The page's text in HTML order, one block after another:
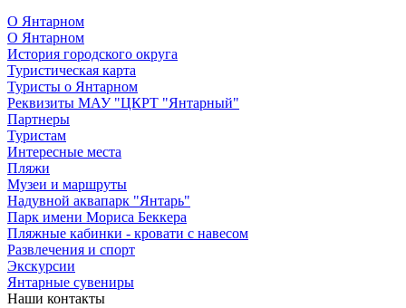
О Янтарном
О Янтарном
История городского округа
Туристическая карта
Туристы о Янтарном
Реквизиты МАУ "ЦКРТ "Янтарный"
Партнеры
Туристам
Интересные места
Пляжи
Музеи и маршруты
Надувной аквапарк "Янтарь"
Парк имени Мориса Беккера
Пляжные кабинки - кровати с навесом
Развлечения и спорт
Экскурсии
Янтарные сувениры
Наши контакты